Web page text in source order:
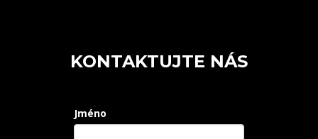
KONTAKTUJTE NÁS
Jméno